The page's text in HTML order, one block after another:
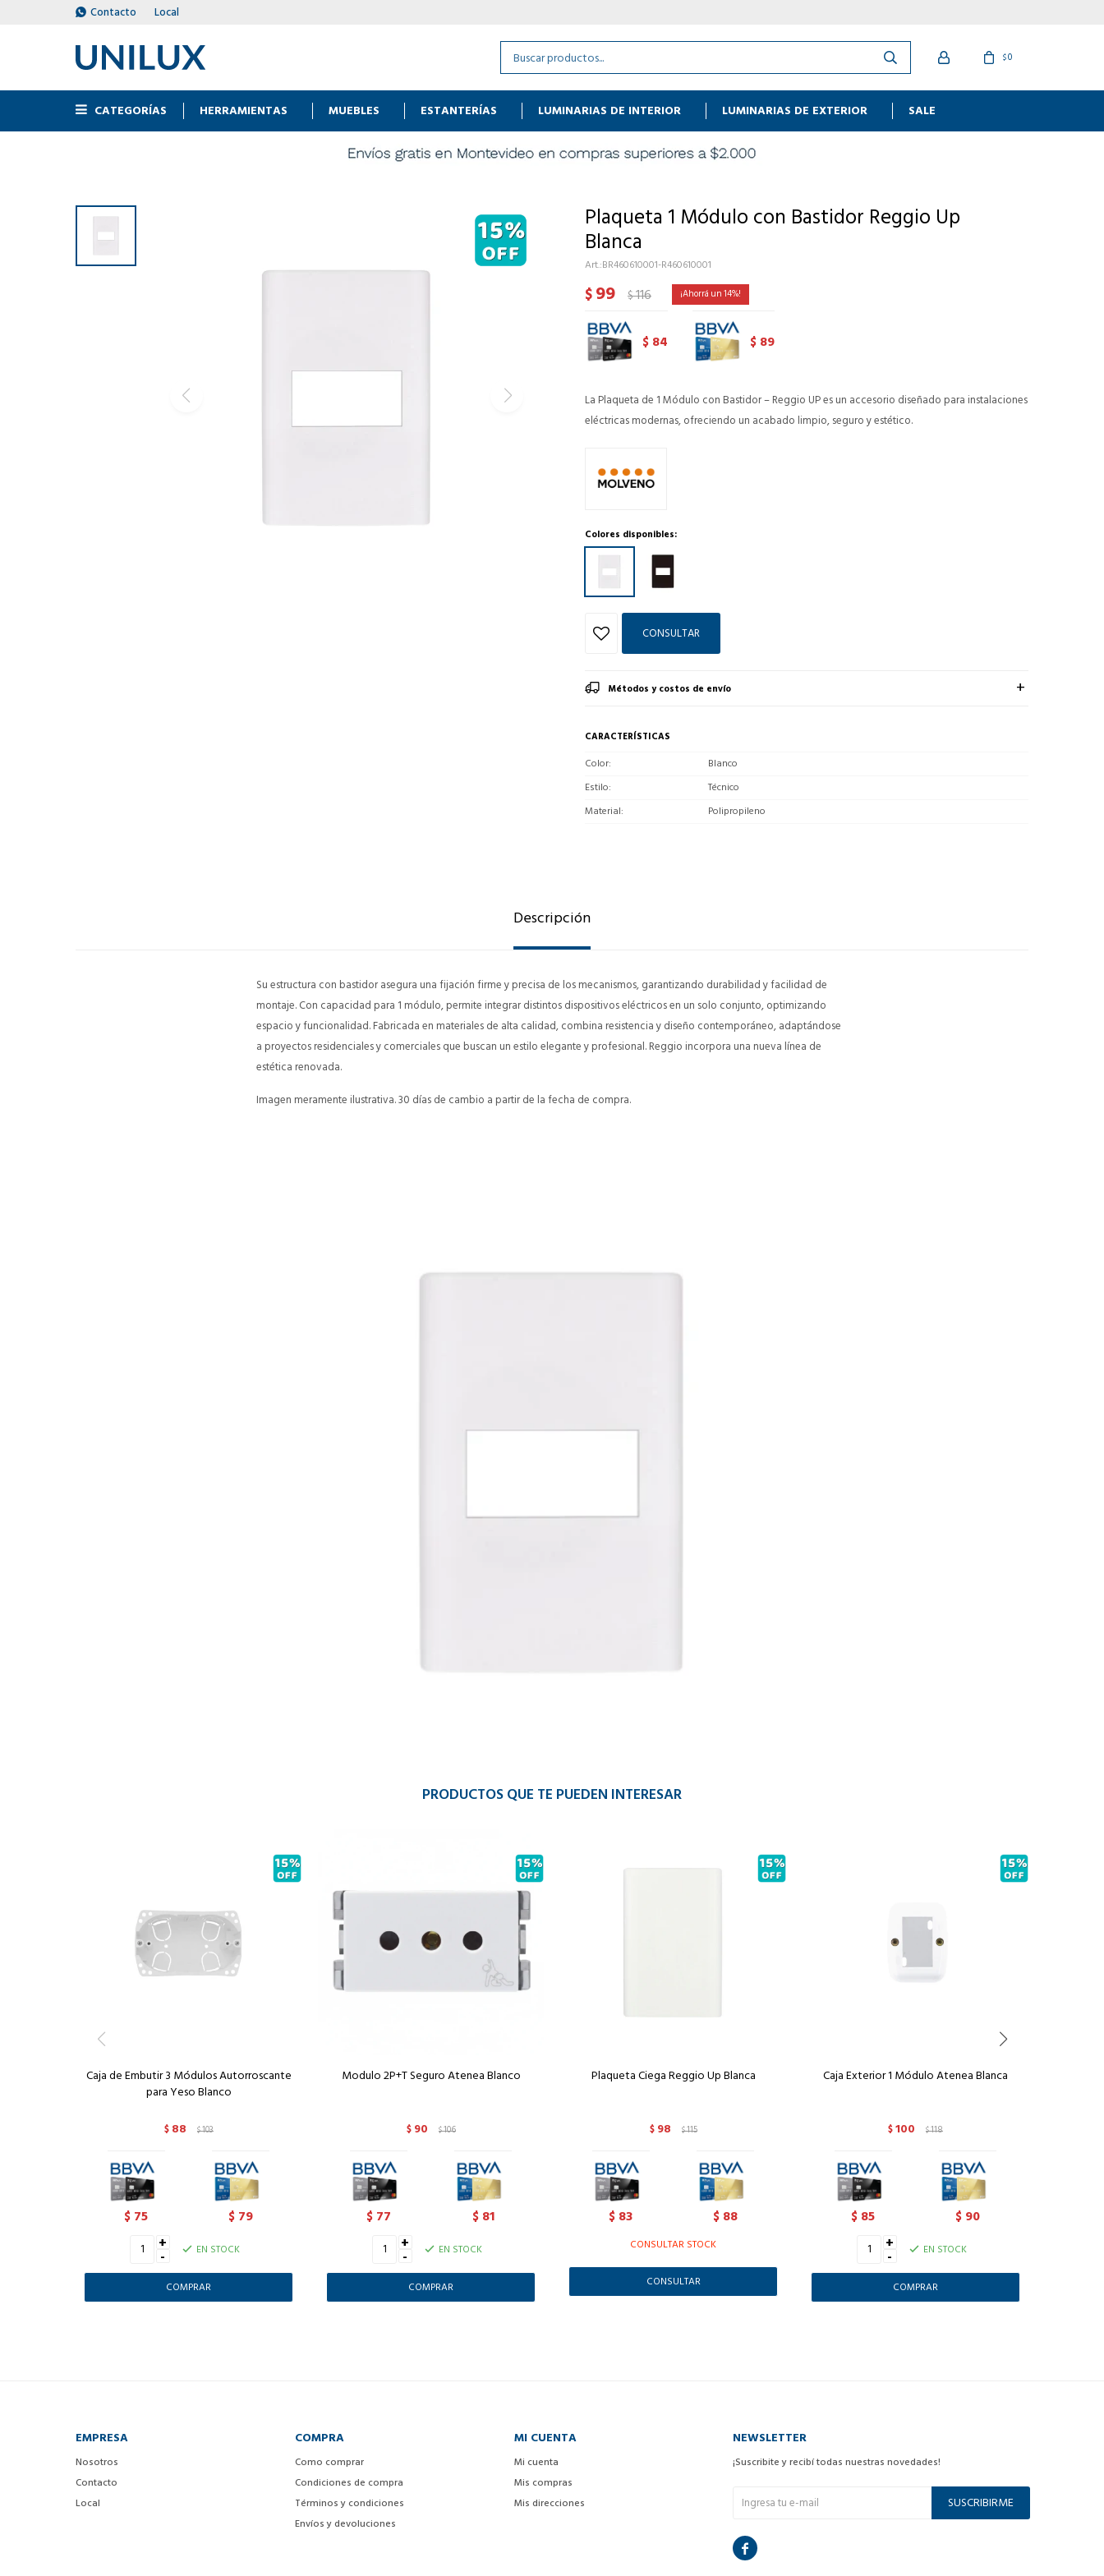
CATEGORÍAS HERRAMIENTAS MUEBLES ESTANTERÍAS LUMINARIAS DE INTERIOR LUMINARIAS DE EXTERIOR SALE
$0
Contacto Local
Plaqueta 1 Módulo con Bastidor Reggio Up
Blanca
BR460610001-R460610001
$99 $116 14
$ 84 $ 89
La Plaqueta de 1 Módulo con Bastidor – Reggio UP es un accesorio diseñado para instalaciones
eléctricas modernas, ofreciendo un acabado limpio, seguro y estético.
Colores disponibles:
CONSULTAR
Métodos y costos de envío
CARACTERÍSTICAS
Color
Blanco
Estilo
Técnico
Material
Polipropileno
Descripción
Su estructura con bastidor asegura una fijación firme y precisa de los mecanismos, garantizando durabilidad y facilidad de
montaje. Con capacidad para 1 módulo, permite integrar distintos dispositivos eléctricos en un solo conjunto, optimizando
espacio y funcionalidad. Fabricada en materiales de alta calidad, combina resistencia y diseño contemporáneo, adaptándose
a proyectos residenciales y comerciales que buscan un estilo elegante y profesional. Reggio incorpora una nueva línea de
estética renovada.
Imagen meramente ilustrativa. 30 días de cambio a partir de la fecha de compra.
PRODUCTOS QUE TE PUEDEN INTERESAR
Caja de Embutir 3 Módulos Autorroscante
para Yeso Blanco
$ 88 $103
$ 75 $ 79
+
- EN STOCK
Modulo 2P+T Seguro Atenea Blanco
$ 90 $106
$ 77 $ 81
+
- EN STOCK
Plaqueta Ciega Reggio Up Blanca
$ 98 $115
$ 83 $ 88
CONSULTAR STOCK
CONSULTAR
Caja Exterior 1 Módulo Atenea Blanca
$100 $118
$ 85 $ 90
+
- EN STOCK
EMPRESA
Nosotros
Contacto
Local
COMPRA
Como comprar
Condiciones de compra
Términos y condiciones
Envíos y devoluciones
MI CUENTA
Mi cuenta
Mis compras
Mis direcciones
NEWSLETTER
¡Suscribite y recibí todas nuestras novedades!
SUSCRIBIRME
